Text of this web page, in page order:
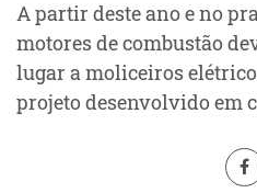
A partir deste ano e no
motores de combustão
lugar a moliceiros
projeto desenvolvido em